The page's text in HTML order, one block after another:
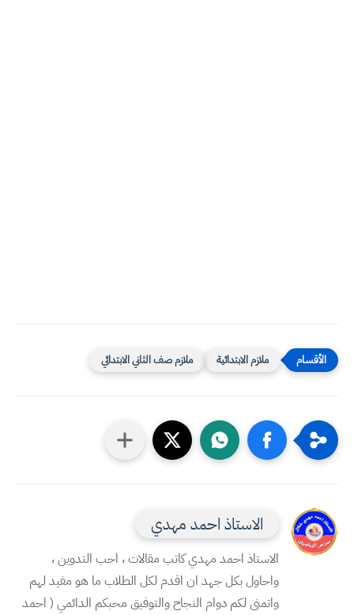
ملازم الابتدائية ملازم صف الثاني الابتدائي
الاستاذ احمد مهدي
الاستاذ احمد مهدي كاتب مقالات ، احب التدوين ،
واحاول بكل جهد ان اقدم لكل الطلاب ما هو مفيد لهم
واتمنى لكم دوام النجاح والتوفيق محبكم الدائمي ( احمد